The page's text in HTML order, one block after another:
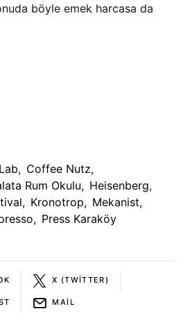
böyle emek harcasa da
, Coffee Nutz,
Rum Okulu, Heisenberg,
, Kronotrop, Mekanist,
, Press Karaköy
X (TWITTER)
MAIL